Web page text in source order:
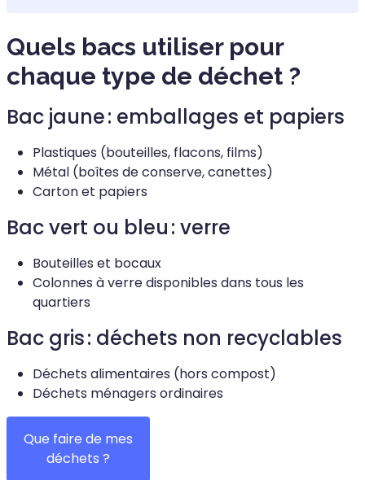
Quels bacs utiliser pour
chaque type de déchet ?
Bac jaune : emballages et papiers
Plastiques (bouteilles, flacons, films)
Métal (boîtes de conserve, canettes)
Carton et papiers
Bac vert ou bleu : verre
Bouteilles et bocaux
Colonnes à verre disponibles dans tous les
quartiers
Bac gris : déchets non recyclables
Déchets alimentaires (hors compost)
Déchets ménagers ordinaires
Que faire de mes
déchets ?